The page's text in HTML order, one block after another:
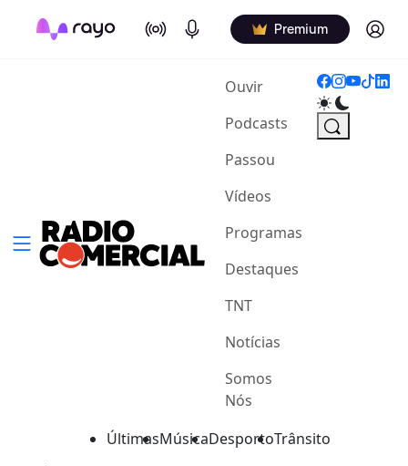
On Air Podcasts Premium Log in
Ouvir(current)
Podcasts
Passou
Vídeos
Programas
Destaques
TNT
Notícias
Somos
Nós
ÚltimasMúsicaDesportoTrânsito